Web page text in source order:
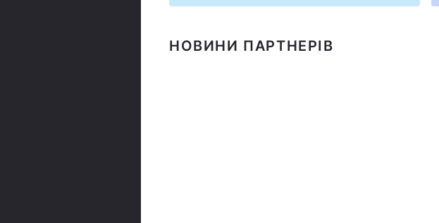
НОВИНИ ПАРТНЕРІВ